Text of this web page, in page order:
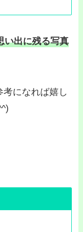
い出に残る写真
になれば嬉し